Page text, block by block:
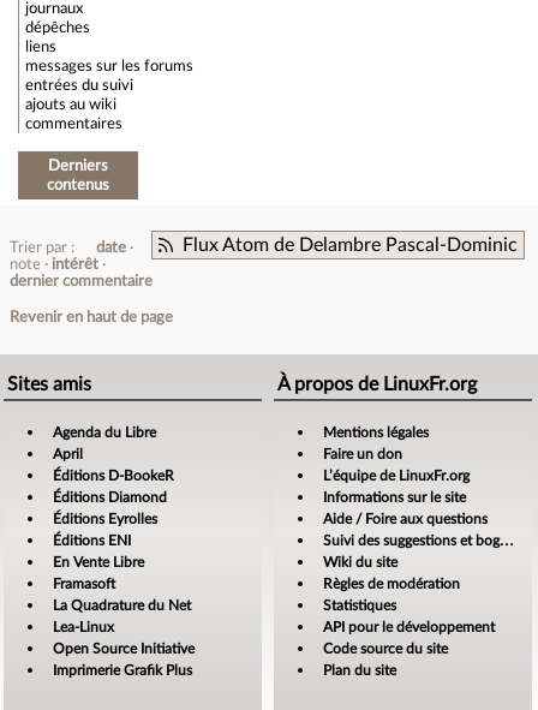
journaux
dépêches
liens
messages sur les forums
entrées du suivi
ajouts au wiki
commentaires
Derniers
contenus
Flux Atom de Delambre Pascal-Dominic
Trier par :
date
note
intérêt
dernier commentaire
Revenir en haut de page
Sites amis
Agenda du Libre
April
Éditions D-BookeR
Éditions Diamond
Éditions Eyrolles
Éditions ENI
En Vente Libre
Framasoft
La Quadrature du Net
Lea-Linux
Open Source Initiative
Imprimerie Grafik Plus
À propos de LinuxFr.org
Mentions légales
Faire un don
L’équipe de LinuxFr.org
Informations sur le site
Aide / Foire aux questions
Suivi des suggestions et bogues
Wiki du site
Règles de modération
Statistiques
API pour le développement
Code source du site
Plan du site